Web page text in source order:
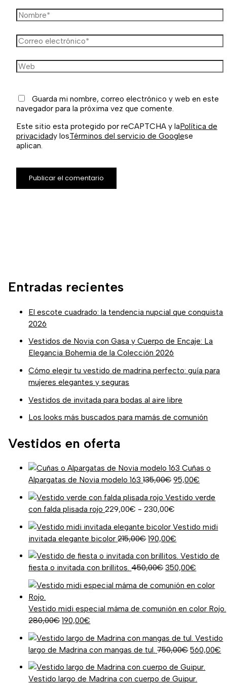
Entradas recientes
El escote cuadrado: la tendencia nupcial que conquista
2026
Vestidos de Novia con Gasa y Cuerpo de Encaje: La
Elegancia Bohemia de la Colección 2026
Cómo elegir tu vestido de madrina perfecto: guía para
mujeres elegantes y seguras
Vestidos de invitada para bodas al aire libre
Los looks más buscados para mamás de comunión
Vestidos en oferta
Cuñas o
Alpargatas de Novia modelo 163 135,00€ 95,00€
Vestido verde
con falda plisada rojo 229,00€ - 230,00€
Vestido midi
invitada elegante bicolor 215,00€ 190,00€
Vestido de
fiesta o invitada con brillitos. 450,00€ 350,00€
Vestido midi especial máma de comunión en color Rojo.
280,00€ 190,00€
Vestido
largo de Madrina con mangas de tul. 750,00€ 560,00€
Vestido largo de Madrina con cuerpo de Guipur.
Guarda mi nombre, correo electrónico y web en este
navegador para la próxima vez que comente.
Este sitio esta protegido por reCAPTCHA y laPolítica de
privacidady losTérminos del servicio de Googlese
aplican.